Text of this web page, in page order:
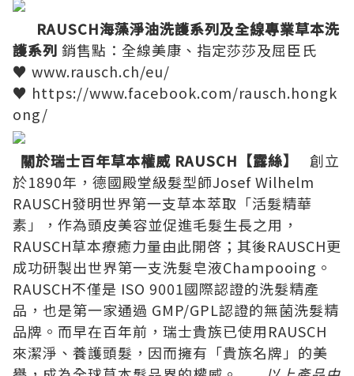
RAUSCH海藻淨油洗護系列及全線專業草本洗
護系列 銷售點：全線美康、指定莎莎及屈臣氏
♥ www.rausch.ch/eu/
♥ https://www.facebook.com/rausch.hongk
ong/
關於瑞士百年草本權威 RAUSCH 【露絲】
創立
於1890年，德國殿堂級髮型師Josef Wilhelm
RAUSCH發明世界第一支草本萃取「活髮精華
素」，作為頭皮美容並促進毛髮生長之用，
RAUSCH草本療癒力量由此開啓；其後RAUSCH更
成功研製出世界第一支洗髮皂液Champooing 。
RAUSCH不僅是 ISO 9001國際認證的洗髮精產
品，也是第一家通過 GMP/GPL認證的無菌洗髮精
品牌。而早在百年前，瑞士貴族已使用RAUSCH
來潔淨、養護頭髮，因而擁有「貴族名牌」的美